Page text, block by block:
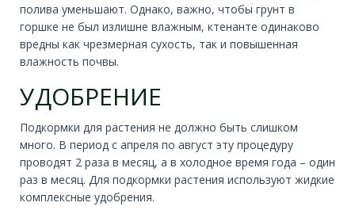
полива уменьшают. Однако, важно, чтобы грунт в
горшке не был излишне влажным, ктенанте одинаково
вредны как чрезмерная сухость, так и повышенная
влажность почвы.
УДОБРЕНИЕ
Подкормки для растения не должно быть слишком
много. В период с апреля по август эту процедуру
проводят 2 раза в месяц, а в холодное время года – один
раз в месяц. Для подкормки растения используют жидкие
комплексные удобрения.